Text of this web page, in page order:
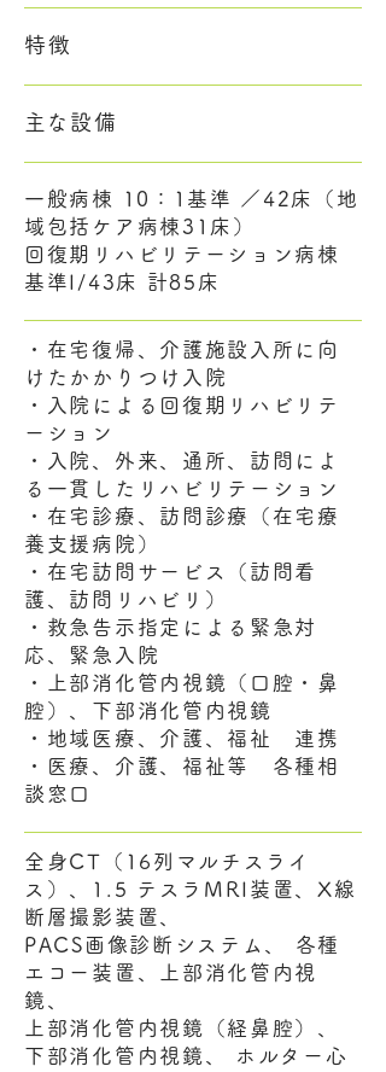
特徴
​主な設備
一般病棟 10：1基準 ／42床（地
域包括ケア病棟31床）
回復期リハビリテーション病棟
基準I/43床 計85床
・在宅復帰、介護施設入所に向
けたかかりつけ入院
・入院による回復期リハビリテ
ーション
・入院、外来、通所、訪問によ
る一貫したリハビリテーション
・在宅診療、訪問診療（在宅療
養支援病院）
・在宅訪問サービス（訪問看
護、訪問リハビリ）
・救急告示指定による緊急対
応、緊急入院
・上部消化管内視鏡（口腔・鼻
腔）、下部消化管内視鏡
・地域医療、介護、福祉 連携
・医療、介護、福祉等 各種相
談窓口
全身CT（16列マルチスライ
ス）、1.5 テスラMRI装置、X線
断層撮影装置、
PACS画像診断システム、 各種
エコー装置、上部消化管内視
鏡、
上部消化管内視鏡（経鼻腔）、
下部消化管内視鏡、 ホルター心